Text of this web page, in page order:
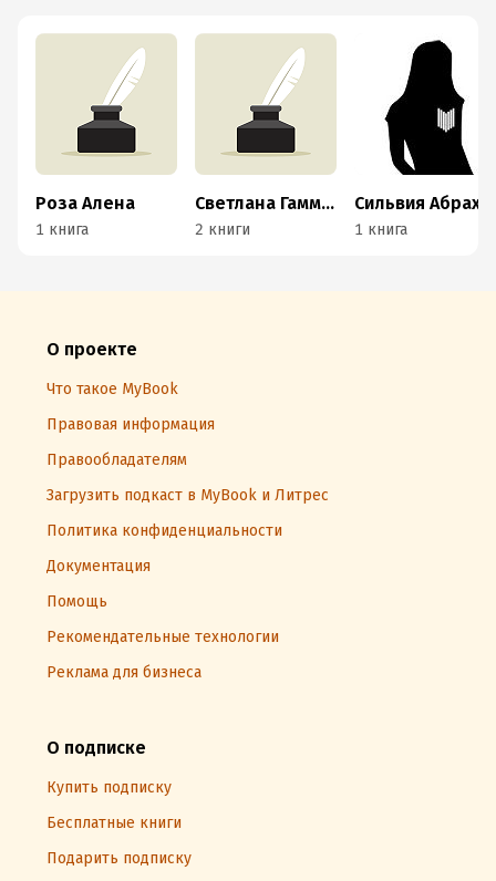
Роза Алена
1 книга
Светлана Гаммербек
2 книги 1 книга
О проекте
Что такое MyBook
Правовая информация
Правообладателям
Загрузить подкаст в MyBook и Литрес
Политика конфиденциальности
Документация
Помощь
Рекомендательные технологии
Реклама для бизнеса
О подписке
Купить подписку
Бесплатные книги
Подарить подписку